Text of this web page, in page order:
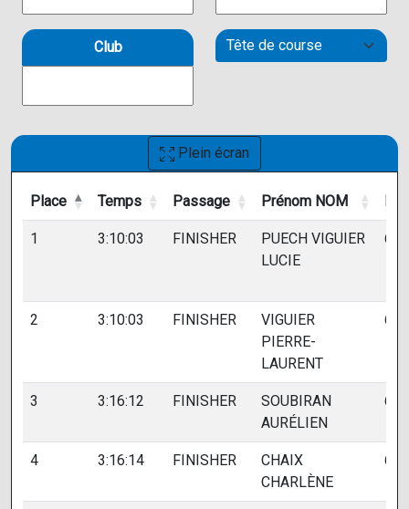
Club
Plein écran
Place Temps Passage Prénom NOM
Place
Temps Passage Prénom NOM
1 3:10:03 FINISHER
PUECH VIGUIER
LUCIE
636
2 3:10:03 FINISHER
VIGUIER
PIERRE-
LAURENT
637
3 3:16:12 FINISHER
SOUBIRAN
AURÉLIEN
641
4 3:16:14 FINISHER
CHAIX
CHARLÈNE
640